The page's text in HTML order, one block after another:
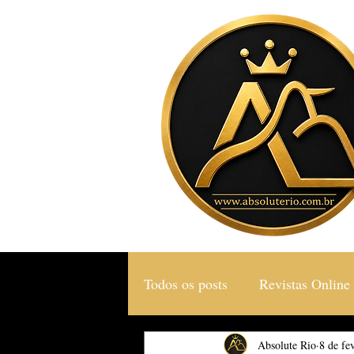
Todos os posts Revistas Online
Gastronomia & Turismo
Absolute Rio 8 de